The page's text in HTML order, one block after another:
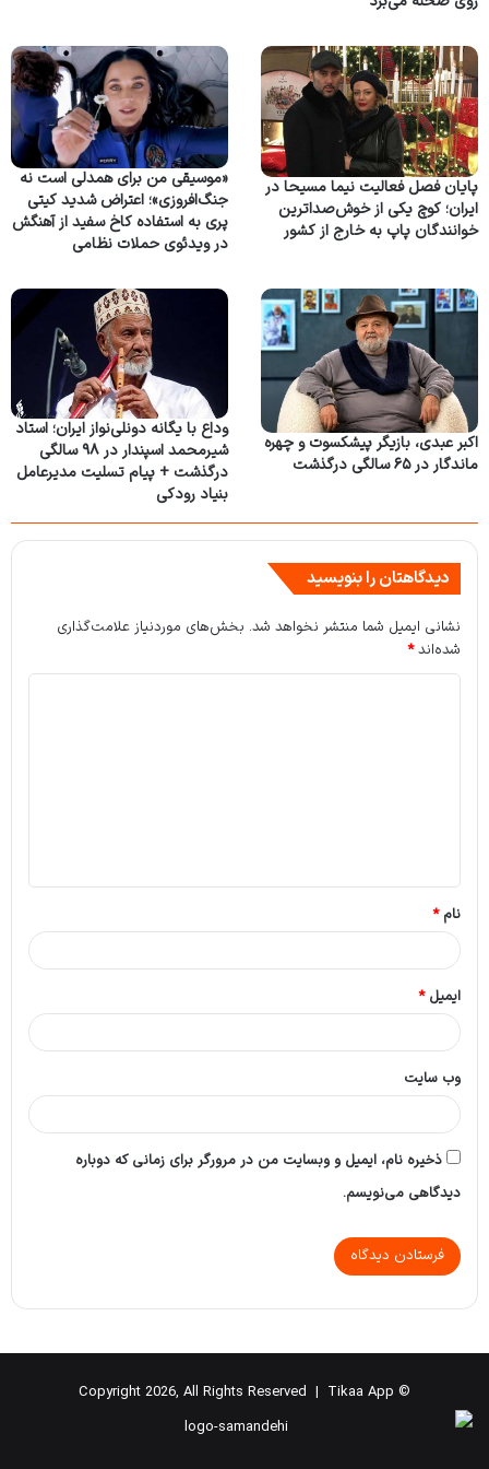
پایان فصل فعالیت نیما مسیحا در
ایران؛ کوچ یکی از خوش‌صداترین
خوانندگان پاپ به خارج از کشور
«موسیقی من برای همدلی است نه
جنگ‌افروزی»؛ اعتراض شدید کیتی
پری به استفاده کاخ سفید از آهنگش
در ویدئوی حملات نظامی
اکبر عبدی، بازیگر پیشکسوت و چهره
ماندگار در ۶۵ سالگی درگذشت
وداع با یگانه دونلی‌نواز ایران؛ استاد
شیرمحمد اسپندار در ۹۸ سالگی
درگذشت + پیام تسلیت مدیرعامل
بنیاد رودکی
دیدگاهتان را بنویسید
نشانی ایمیل شما منتشر نخواهد شد. بخش‌های موردنیاز علامت‌گذاری
شده‌اند*
*
نام*
ایمیل*
وب‌ سایت
ذخیره نام، ایمیل و وبسایت من در مرورگر برای زمانی که دوباره
دیدگاهی می‌نویسم.
© Copyright 2026, All Rights Reserved |
Tikaa App